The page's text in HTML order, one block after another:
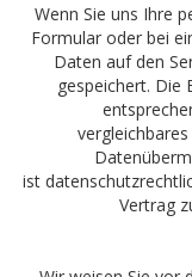
Wenn Sie uns Ihre
Formular oder bei
Daten auf den
gespeichert. Die
ist
Vertrag